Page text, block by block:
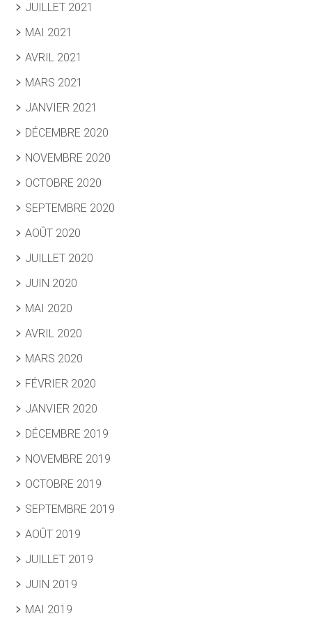
JUILLET 2021
MAI 2021
AVRIL 2021
MARS 2021
JANVIER 2021
DÉCEMBRE 2020
NOVEMBRE 2020
OCTOBRE 2020
SEPTEMBRE 2020
AOÛT 2020
JUILLET 2020
JUIN 2020
MAI 2020
AVRIL 2020
MARS 2020
FÉVRIER 2020
JANVIER 2020
DÉCEMBRE 2019
NOVEMBRE 2019
OCTOBRE 2019
SEPTEMBRE 2019
AOÛT 2019
JUILLET 2019
JUIN 2019
MAI 2019